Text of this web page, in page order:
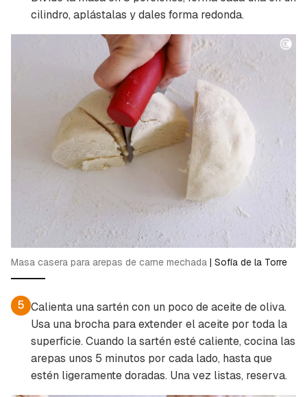
Guardar como favorito
Para poder guardar como favorito, primero has
de iniciar sesión con tu cuenta de Cocinatis.
INICIAR SESIÓN CANCELAR
cilindro, aplástalas y dales forma redonda.
Masa casera para arepas de carne mechada | Sofía de la Torre
5 Calienta una sartén con un poco de aceite de oliva.
Usa una brocha para extender el aceite por toda la
superficie. Cuando la sartén esté caliente, cocina las
arepas unos 5 minutos por cada lado, hasta que
estén ligeramente doradas. Una vez listas, reserva.
Contenido enviado
Gracias por suscribirte a nuestro boletín.